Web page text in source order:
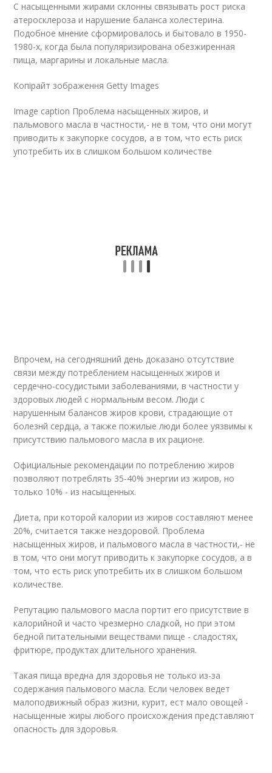
С насыщенными жирами склонны связывать рост риска
атеросклероза и нарушение баланса холестерина.
Подобное мнение сформировалось и бытовало в 1950-
1980-х, когда была популяризирована обезжиренная
пища, маргарины и локальные масла.
Копірайт зображення Getty Images
Image caption Проблема насыщенных жиров, и
пальмового масла в частности,- не в том, что они могут
приводить к закупорке сосудов, а в том, что есть риск
употребить их в слишком большом количестве
Впрочем, на сегодняшний день доказано отсутствие
связи между потреблением насыщенных жиров и
сердечно-сосудистыми заболеваниями, в частности у
здоровых людей с нормальным весом. Люди с
нарушенным балансов жиров крови, страдающие от
болезнй сердца, а также пожилые люди более уязвимы к
присутствию пальмового масла в их рационе.
Официальные рекомендации по потреблению жиров
позволяют потреблять 35-40% энергии из жиров, но
только 10% - из насыщенных.
Диета, при которой калории из жиров составляют менее
20%, считается также нездоровой. Проблема
насыщенных жиров, и пальмового масла в частности,- не
в том, что они могут приводить к закупорке сосудов, а в
том, что есть риск употребить их в слишком большом
количестве.
Репутацию пальмового масла портит его присутствие в
калорийной и часто чрезмерно сладкой, но при этом
бедной питательными веществами пище - сладостях,
фритюре, продуктах длительного хранения.
Такая пища вредна для здоровья не только из-за
содержания пальмового масла. Если человек ведет
малоподвижный образ жизни, курит, ест мало овощей -
насыщенные жиры любого происхождения представляют
опасность для здоровья.